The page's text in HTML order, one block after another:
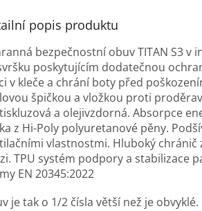
popis produktu
bezpečnostní obuv TITAN S3
poskytujícím dodatečnou
v kleče a chrání boty před
špičkou a vložkou proti
a olejivzdorná. Absorpce
z Hi-Poly polyuretanové pěny.
vlastnostmi. Hluboký
TPU systém podpory a stabilizace
EN 20345:2022
je tak o 1/2 čísla větší než je obvyklé.